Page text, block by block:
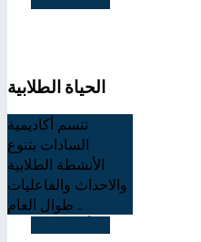
الحياة الطلابية
تتسم أكاديمية
السادات بتنوع
الأنشطة الطلابية
والاحداث والفاعليات
طوال العام ..